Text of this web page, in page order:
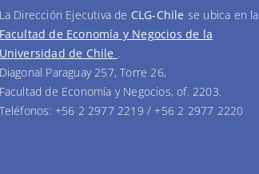
La Dirección Ejecutiva de CLG-Chile se ubica en la
Facultad de Economía y Negocios de la
Universidad de Chile .
Diagonal Paraguay 257, Torre 26,
Facultad de Economía y Negocios, of. 2203.
Teléfonos: +56 2 2977 2219 / +56 2 2977 2220